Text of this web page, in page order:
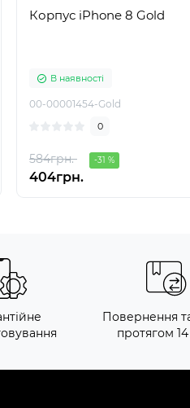
Корпус iPhone 8 Gold
В наявності
00-00001454-Gold
0
584грн. -31 %
404грн.
Повернення
протягом 14